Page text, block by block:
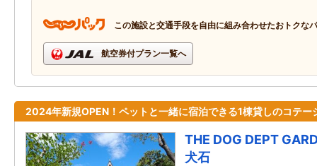
この施設と交通手段を自由に組み合わせたおトクな
航空券付プラン一覧へ
2024年新規OPEN！ペットと一緒に宿泊できる1棟貸しのコテー
THE DOG DEPT
犬石